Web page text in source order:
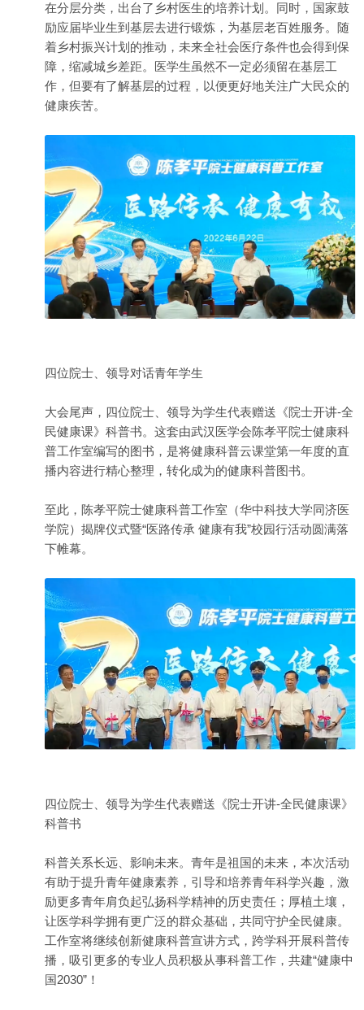
在分层分类，出台了乡村医生的培养计划。同时，国家鼓
励应届毕业生到基层去进行锻炼，为基层老百姓服务。随
着乡村振兴计划的推动，未来全社会医疗条件也会得到保
障，缩减城乡差距。医学生虽然不一定必须留在基层工
作，但要有了解基层的过程，以便更好地关注广大民众的
健康疾苦。
四位院士、领导对话青年学生
大会尾声，四位院士、领导为学生代表赠送《院士开讲-全
民健康课》科普书。这套由武汉医学会陈孝平院士健康科
普工作室编写的图书，是将健康科普云课堂第一年度的直
播内容进行精心整理，转化成为的健康科普图书。
至此，陈孝平院士健康科普工作室（华中科技大学同济医
学院）揭牌仪式暨“医路传承 健康有我”校园行活动圆满落
下帷幕。
四位院士、领导为学生代表赠送《院士开讲-全民健康课》
科普书
科普关系长远、影响未来。青年是祖国的未来，本次活动
有助于提升青年健康素养，引导和培养青年科学兴趣，激
励更多青年肩负起弘扬科学精神的历史责任；厚植土壤，
让医学科学拥有更广泛的群众基础，共同守护全民健康。
工作室将继续创新健康科普宣讲方式，跨学科开展科普传
播，吸引更多的专业人员积极从事科普工作，共建“健康中
国2030”！